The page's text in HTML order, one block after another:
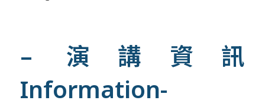
– 演講資訊
Information-